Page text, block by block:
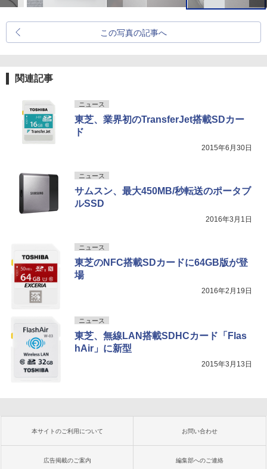
この写真の記事へ
関連記事
ニュース
東芝、業界初のTransferJet搭載SDカー
ド
2015年6月30日
ニュース
サムスン、最大450MB/秒転送のポータブ
ルSSD
2016年3月1日
ニュース
東芝のNFC搭載SDカードに64GB版が登
場
2016年2月19日
ニュース
東芝、無線LAN搭載SDHCカード「Flas
hAir」に新型
2015年3月13日
本サイトのご利用について お問い合わせ
広告掲載のご案内 編集部へのご連絡